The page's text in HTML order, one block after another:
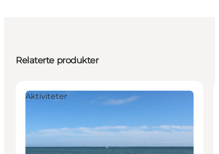
Relaterte produkter
Aktiviteter